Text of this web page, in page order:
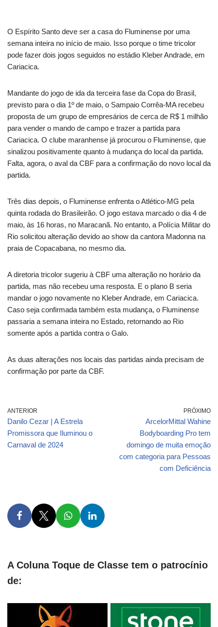
O Espírito Santo deve ser a casa do Fluminense por uma
semana inteira no início de maio. Isso porque o time tricolor
pode fazer dois jogos seguidos no estádio Kleber Andrade, em
Cariacica.
Mandante do jogo de ida da terceira fase da Copa do Brasil,
previsto para o dia 1º de maio, o Sampaio Corrêa-MA recebeu
proposta de um grupo de empresários de cerca de R$ 1 milhão
para vender o mando de campo e trazer a partida para
Cariacica. O clube maranhense já procurou o Fluminense, que
sinalizou positivamente quanto à mudança do local da partida.
Falta, agora, o aval da CBF para a confirmação do novo local da
partida.
Três dias depois, o Fluminense enfrenta o Atlético-MG pela
quinta rodada do Brasileirão. O jogo estava marcado o dia 4 de
maio, às 16 horas, no Maracanã. No entanto, a Polícia Militar do
Rio solicitou alteração devido ao show da cantora Madonna na
praia de Copacabana, no mesmo dia.
A diretoria tricolor sugeriu à CBF uma alteração no horário da
partida, mas não recebeu uma resposta. E o plano B seria
mandar o jogo novamente no Kleber Andrade, em Cariacica.
Caso seja confirmada também esta mudança, o Fluminense
passaria a semana inteira no Estado, retornando ao Rio
somente após a partida contra o Galo.
As duas alterações nos locais das partidas ainda precisam de
confirmação por parte da CBF.
ANTERIOR
Danilo Cezar | A Estrela
Promissora que Iluminou o
Carnaval de 2024
PRÓXIMO
ArcelorMittal Wahine
Bodyboarding Pro tem
domingo de muita emoção
com categoria para Pessoas
com Deficiência
A Coluna Toque de Classe tem o patrocínio
de: